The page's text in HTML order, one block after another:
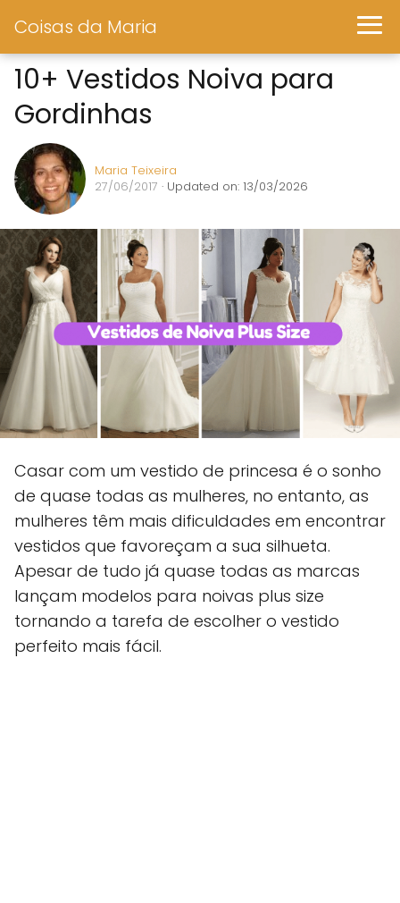
Coisas da Maria
10+ Vestidos Noiva para
Gordinhas
Maria Teixeira
27/06/2017 · Updated on: 13/03/2026
Casar com um vestido de princesa é o sonho
de quase todas as mulheres, no entanto, as
mulheres têm mais dificuldades em encontrar
vestidos que favoreçam a sua silhueta.
Apesar de tudo já quase todas as marcas
lançam modelos para noivas plus size
tornando a tarefa de escolher o vestido
perfeito mais fácil.